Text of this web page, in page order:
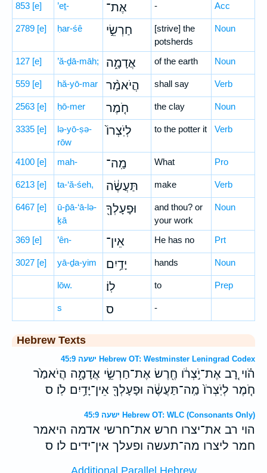
853 [e] ’eṯ- אֶת־ - Acc
2789 [e] ḥar-śê חַרְשֵׂ֣י
[strive] the
potsherds
Noun
127 [e] ’ă-ḏā-māh; אֲדָמָ֑ה of the earth Noun
559 [e] hă-yō-mar הֲיֹאמַ֨ר shall say Verb
2563 [e] ḥō-mer חֹ֤מֶר the clay Noun
3335 [e]
lə-yō-ṣə-
rōw
לְיֹֽצְרוֹ֙ to the potter it Verb
4100 [e] mah- מַֽה־ What Pro
6213 [e] ta-‘ă-śeh, תַּעֲשֶׂ֔ה make Verb
6467 [e]
ū-p̄ā-‘ā-lə-
ḵā
וּפָעָלְךָ֖
and thou? or
your work
Noun
369 [e] ’ên- אֵין־ He has no Prt
3027 [e] yā-ḏa-yim יָדַ֥יִם hands Noun
lōw. לֽוֹ׃ to Prep
s ס -
Hebrew Texts
ישעה 45:9 Hebrew OT: Westminster Leningrad Codex
הֹ֗וי רָ֚ב אֶת־יֹ֣צְרֹ֔ו חֶ֖רֶשׂ אֶת־חַרְשֵׂ֣י אֲדָמָ֑ה הֲיֹאמַ֙ר
חֹ֤מֶר לְיֹֽצְרֹו֙ מַֽה־תַּעֲשֶׂ֔ה וּפָעָלְךָ֖ אֵין־יָדַ֥יִם לֹֽו׃ ס
ישעה 45:9 Hebrew OT: WLC (Consonants Only)
הוי רב את־יצרו חרש את־חרשי אדמה היאמר
חמר ליצרו מה־תעשה ופעלך אין־ידים לו׃ ס